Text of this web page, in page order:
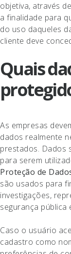
objetiva, através
a finalidade para
do uso daqueles
cliente deve
Quais
As empresas
dados realmente
prestados. Dados
para serem
Proteção de
são usados para
investigações,
segurança pública
Caso o usuário
cadastro como